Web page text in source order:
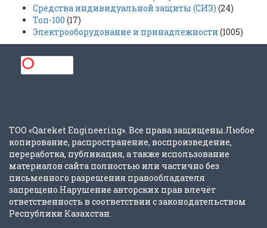
Средства индивидуальной защиты (СИЗ) (24)
Топ-100 (17)
Электрооборудование и принадлежности (1005)
ТОО «Qareket Engineering». Все права защищены.Любое
копирование, распространение, воспроизведение,
переработка, публикация, а также использование
материалов сайта полностью или частично без
письменного разрешения правообладателя
запрещено.Нарушение авторских прав влечёт
ответственность в соответствии с законодательством
Республики Казахстан.